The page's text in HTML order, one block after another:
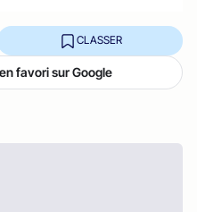
CLASSER
favori sur Google